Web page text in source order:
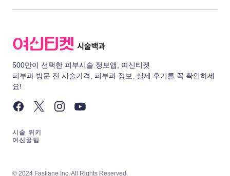
500만이 선택한 피부시술 정보앱, 여신티켓
피부과 방문 전 시술가격, 피부과 정보, 실제 후기를 꼭 확인하세
요!
시술 위키
여신꿀팁
© 2024 Fastlane Inc. All Rights Reserved.